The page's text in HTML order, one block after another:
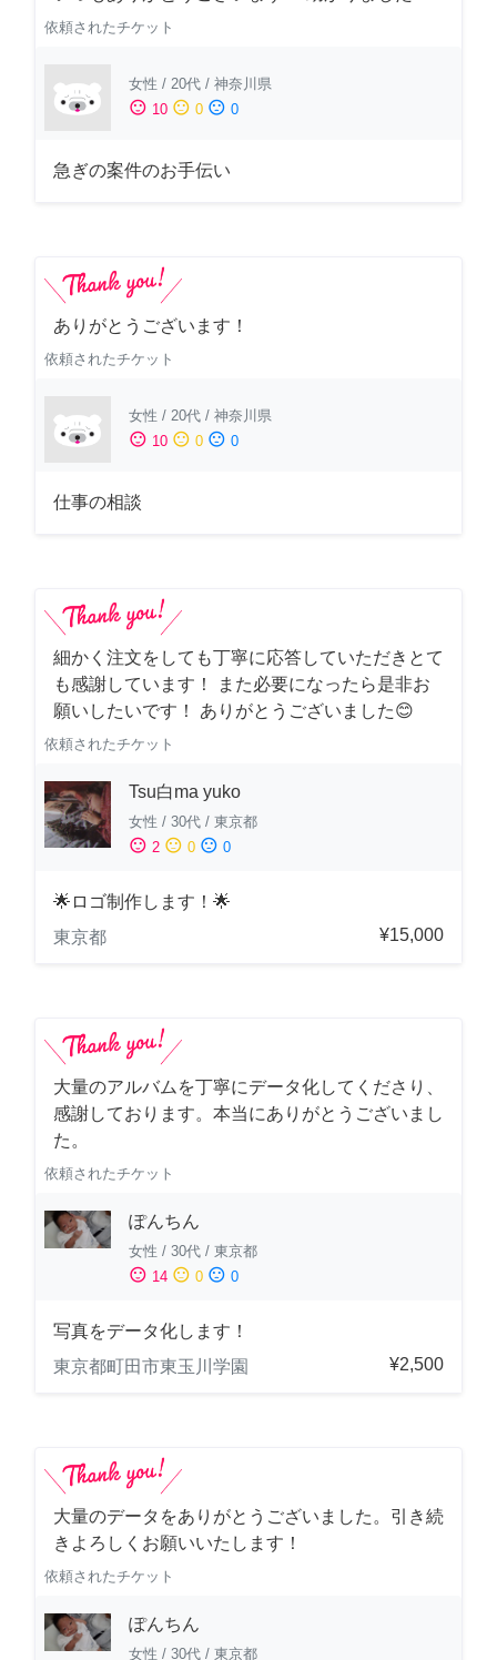
依頼されたチケット
女性 / 20代 / 神奈川県
sentiment_satisfied 10 sentiment_neutral 0 sentiment_dissatisfied 0
急ぎの案件のお手伝い
ありがとうございます！
依頼されたチケット
女性 / 20代 / 神奈川県
sentiment_satisfied 10 sentiment_neutral 0 sentiment_dissatisfied 0
仕事の相談
細かく注文をしても丁寧に応答していただきとて
も感謝しています！ また必要になったら是非お
願いしたいです！ ありがとうございました😊
依頼されたチケット
Tsu白ma yuko
女性 / 30代 / 東京都
sentiment_satisfied 2 sentiment_neutral 0 sentiment_dissatisfied 0
🌟ロゴ制作します！🌟
東京都
¥15,000
大量のアルバムを丁寧にデータ化してくださり、
感謝しております。本当にありがとうございまし
た。
依頼されたチケット
ぽんちん
女性 / 30代 / 東京都
sentiment_satisfied 14 sentiment_neutral 0 sentiment_dissatisfied 0
写真をデータ化します！
東京都町田市東玉川学園
¥2,500
大量のデータをありがとうございました。引き続
きよろしくお願いいたします！
依頼されたチケット
ぽんちん
女性 / 30代 / 東京都